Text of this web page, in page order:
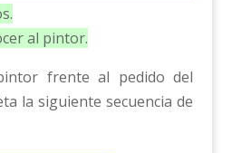
al pintor.
frente al pedido del
la siguiente secuencia de